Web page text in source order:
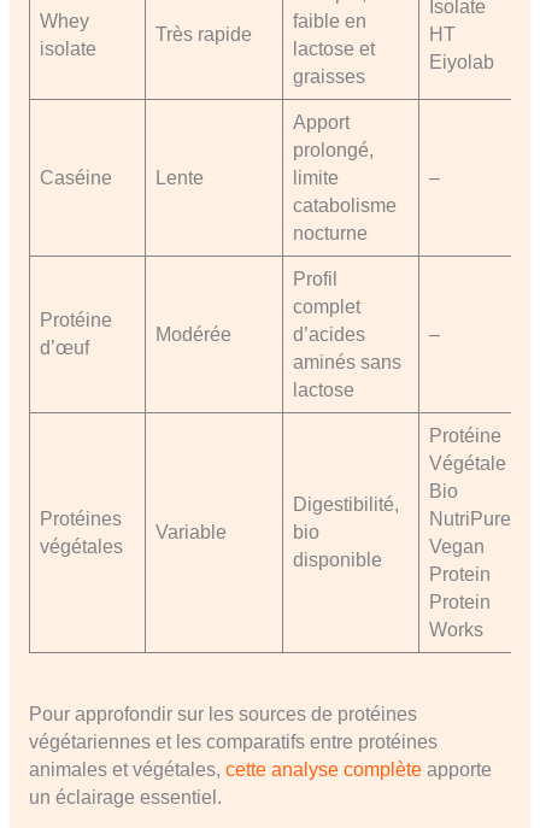
Whey
isolate
Très rapide
faible en
lactose et
graisses
Isolate
HT
Eiyolab
Caséine Lente
Apport
prolongé,
limite
catabolisme
nocturne
–
Protéine
d’œuf
Modérée
Profil
complet
d’acides
aminés sans
lactose
–
Protéines
végétales
Variable
Digestibilité,
bio
disponible
Protéine
Végétale
Bio
NutriPure,
Vegan
Protein
Protein
Works
Pour approfondir sur les sources de protéines
végétariennes et les comparatifs entre protéines
animales et végétales, cette analyse complèteapporte
un éclairage essentiel.